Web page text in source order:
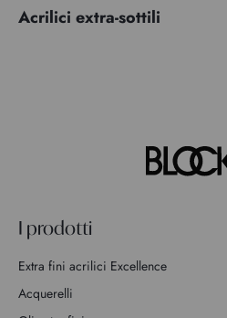
Acrilici extra-sottili
I prodotti
Extra fini acrilici Excellence
Acquerelli